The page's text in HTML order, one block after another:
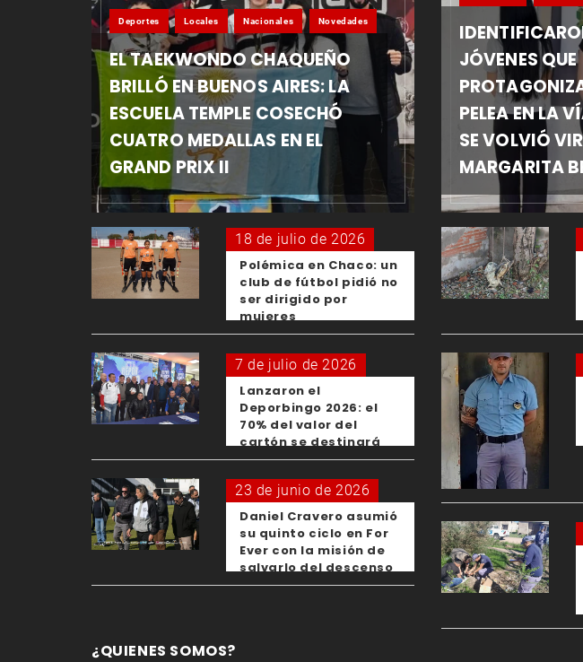
Deportes Locales Nacionales Novedades
EL TAEKWONDO CHAQUEÑO
BRILLÓ EN BUENOS AIRES: LA
ESCUELA TEMPLE COSECHÓ
CUATRO MEDALLAS EN EL
GRAND PRIX II
18 de julio de 2026
Polémica en Chaco: un
club de fútbol pidió no
ser dirigido por
mujeres
7 de julio de 2026
Lanzaron el
Deporbingo 2026: el
70% del valor del
cartón se destinará
para los clubes
23 de junio de 2026
Daniel Cravero asumió
su quinto ciclo en For
Ever con la misión de
salvarlo del descenso
¿QUIENES SOMOS?
JÓVENES QUE
PELEA EN LA
SE VOLVIÓ
MARGARITA